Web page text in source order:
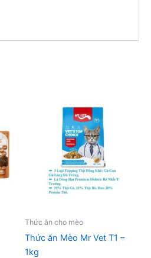
Thức ăn cho mèo
Thức ăn Mèo Mr Vet T1 –
1kg